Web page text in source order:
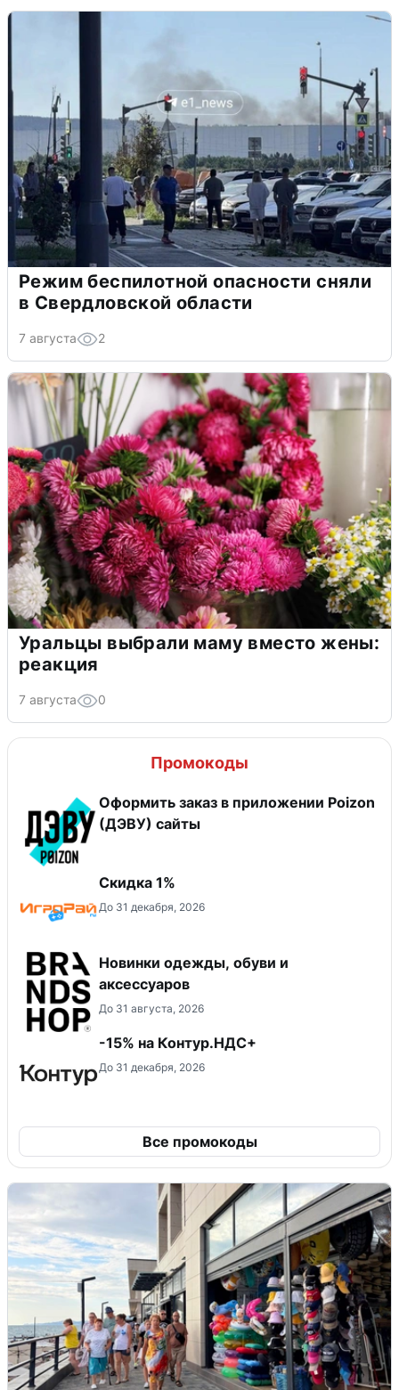
Режим беспилотной опасности сняли
в Свердловской области
7 августа 2
Уральцы выбрали маму вместо жены:
реакция
7 августа 0
Промокоды
Оформить заказ в приложении Poizon
(ДЭВУ) сайты
Скидка 1%
До 31 декабря, 2026
Новинки одежды, обуви и
аксессуаров
До 31 августа, 2026
-15% на Контур.НДС+
До 31 декабря, 2026
Все промокоды